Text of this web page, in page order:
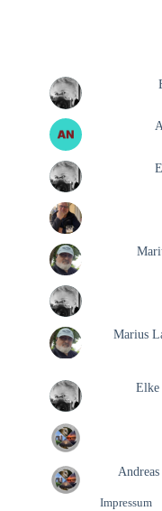
Marius
Elke
Andreas
Impressum